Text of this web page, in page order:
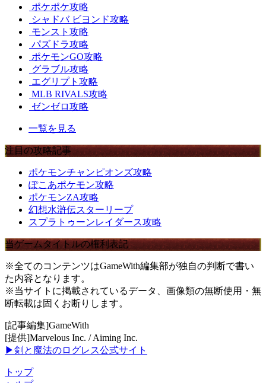
ポケポケ攻略
シャドバ ビヨンド攻略
モンスト攻略
パズドラ攻略
ポケモンGO攻略
グラブル攻略
エグリプト攻略
MLB RIVALS攻略
ゼンゼロ攻略
一覧を見る
注目の攻略記事
ポケモンチャンピオンズ攻略
ぽこあポケモン攻略
ポケモンZA攻略
幻想水滸伝スターリープ
スプラトゥーンレイダース攻略
当ゲームタイトルの権利表記
※全てのコンテンツはGameWith編集部が独自の判断で書い
た内容となります。
※当サイトに掲載されているデータ、画像類の無断使用・無
断転載は固くお断りします。
[記事編集]GameWith
[提供]Marvelous Inc. / Aiming Inc.
▶剣と魔法のログレス公式サイト
トップ